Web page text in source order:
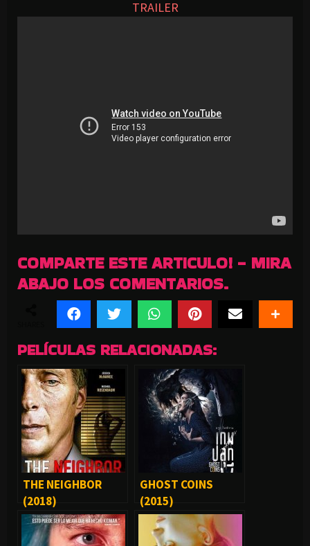
TRAILER
COMPARTE ESTE ARTICULO! - MIRA
ABAJO LOS COMENTARIOS.
PELÍCULAS RELACIONADAS:
THE NEIGHBOR
(2018)
GHOST COINS
(2015)